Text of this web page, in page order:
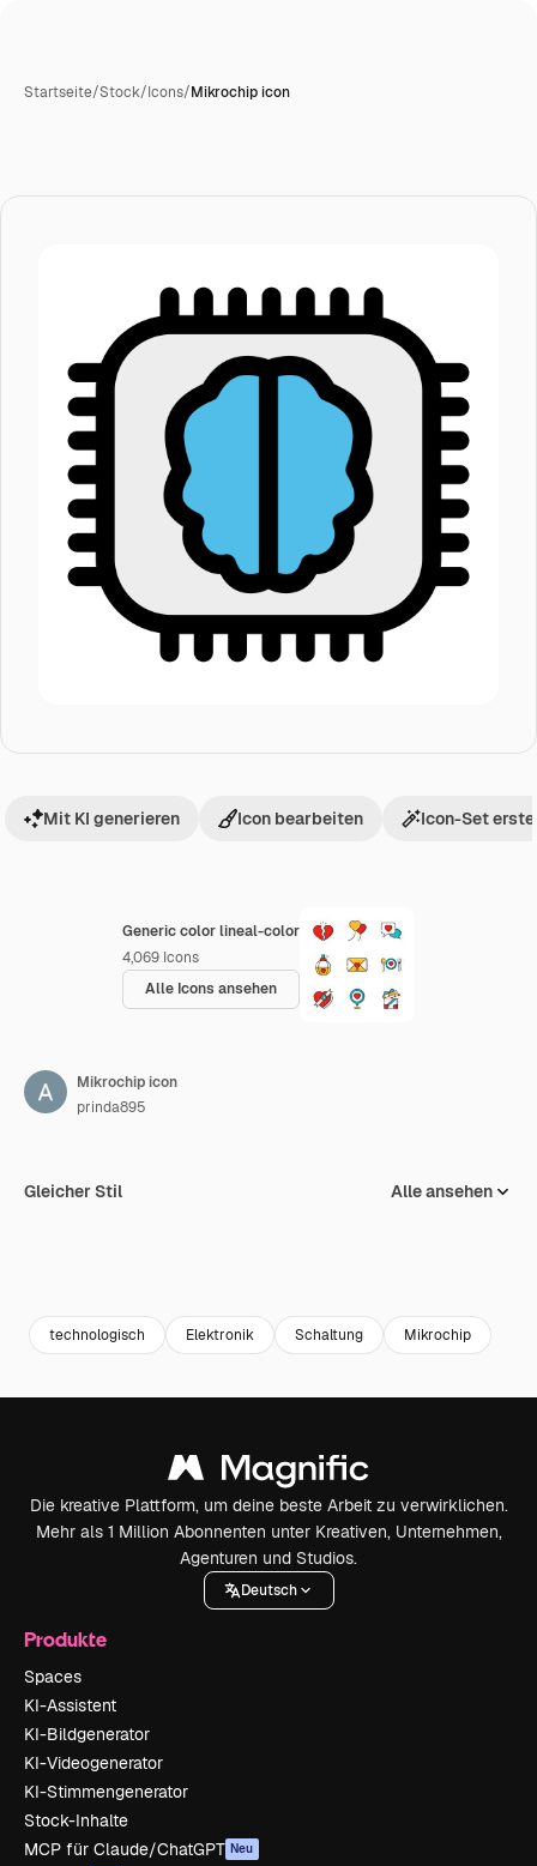
Startseite/Stock/Icons/Mikrochip icon
Generic color lineal-color
4,069 Icons
Alle Icons ansehen
Mit KI generieren Icon bearbeiten Icon-Set
Mikrochip icon
prinda895
Gleicher Stil Alle ansehen
technologisch Elektronik Schaltung Mikrochip
Die kreative Plattform, um deine beste Arbeit zu verwirklichen.
Mehr als 1 Million Abonnenten unter Kreativen, Unternehmen,
Agenturen und Studios.
Deutsch
Produkte
Spaces
KI-Assistent
KI-Bildgenerator
KI-Videogenerator
KI-Stimmengenerator
Stock-Inhalte
MCP für Claude/ChatGPT Neu